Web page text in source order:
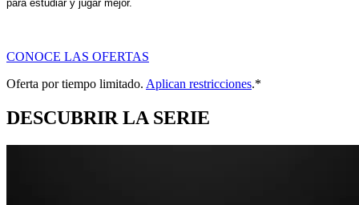
para estudiar y jugar mejor.
CONOCE LAS OFERTAS
Oferta por tiempo limitado. Aplican restricciones.*
DESCUBRIR LA SERIE